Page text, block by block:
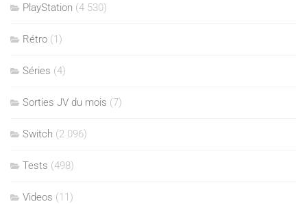
PlayStation (4 530)
Rétro (1)
Séries (4)
Sorties JV du mois (7)
Switch (2 096)
Tests (498)
Videos (11)